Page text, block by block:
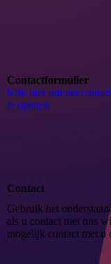
Contactformulier
Klik hier om het
te openen
Contact
Gebruik het
als u contact met ons
mogelijk contact met u